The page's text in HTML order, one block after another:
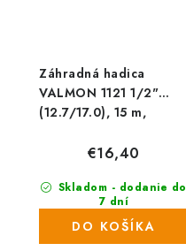
Záhradná hadica
VALMON 1121 1/2"
(12.7/17.0), 15 m,
Skladom - dodanie do
7 dní
(56 ks)
€16,40
DO KOŠÍKA